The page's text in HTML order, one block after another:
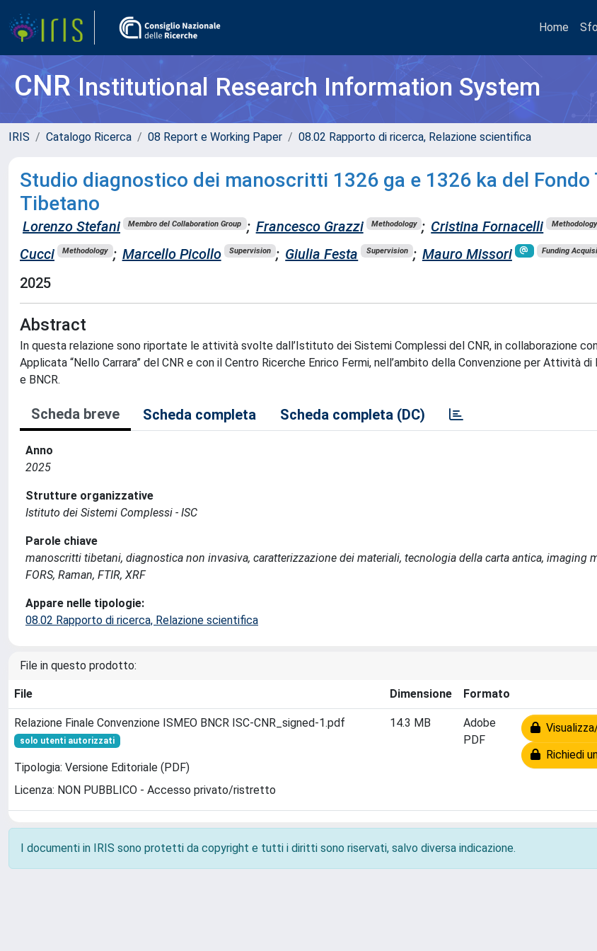
Home
CNRInstitutional Research Information System
IRIS Catalogo Ricerca 08 Report e Working Paper 08.02 Rapporto di ricerca, Relazione scientifica
Studio diagnostico dei manoscritti 1326 ga e 1326 ka del Fondo
Tibetano
Lorenzo Stefani Membro del Collaboration Group ; Francesco Grazzi Methodology ; Cristina Fornacelli Methodology
Cucci
Methodology ; Marcello Picollo Supervision ; Giulia Festa Supervision ; Mauro Missori Funding
2025
Abstract
In questa relazione sono riportate le attività svolte dall’Istituto dei Sistemi Complessi del CNR, in collaborazione
Applicata “Nello Carrara” del CNR e con il Centro Ricerche Enrico Fermi, nell’ambito della Convenzione per Attività di
e BNCR.
Scheda breve Scheda completa Scheda completa (DC)
Anno
2025
Strutture organizzative
Istituto dei Sistemi Complessi - ISC
Parole chiave
manoscritti tibetani, diagnostica non invasiva, caratterizzazione dei materiali, tecnologia della carta antica, imaging
FORS, Raman, FTIR, XRF
Appare nelle tipologie:
08.02 Rapporto di ricerca, Relazione scientifica
File in questo prodotto:
File Dimensione Formato
Relazione Finale Convenzione ISMEO BNCR ISC-CNR_signed-1.pdf
solo utenti autorizzati
Tipologia: Versione Editoriale (PDF)
Licenza: NON PUBBLICO - Accesso privato/ristretto
14.3 MB
Adobe
PDF
Richiedi
I documenti in IRIS sono protetti da copyright e tutti i diritti sono riservati, salvo diversa indicazione.